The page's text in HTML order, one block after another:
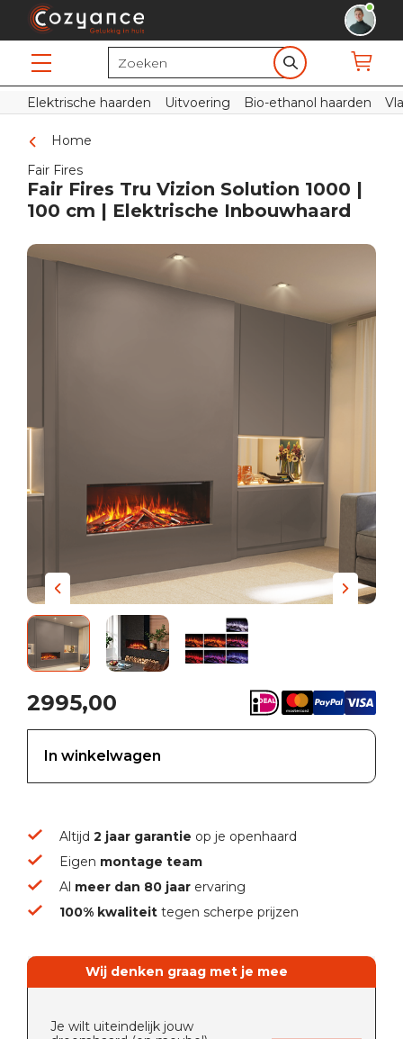
Elektrische haarden Uitvoering Bio-ethanol haarden
Home
Fair Fires
Fair Fires Tru Vizion Solution 1000 |
100 cm | Elektrische Inbouwhaard
2995,00
In winkelwagen
Altijd 2 jaar garantie op je openhaard
Eigen montage team
Al meer dan 80 jaar ervaring
100% kwaliteit tegen scherpe prijzen
Wij denken graag met je mee
Je wilt uiteindelijk jouw